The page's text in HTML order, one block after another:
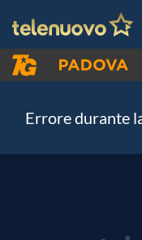
Errore durante